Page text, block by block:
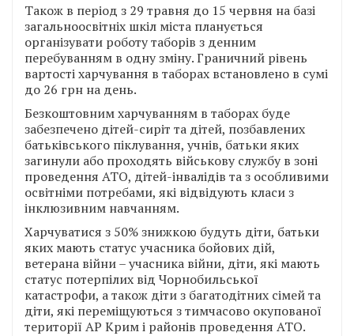
Також в період з 29 травня до 15 червня на базі
загальноосвітніх шкіл міста планується
організувати роботу таборів з денним
перебуванням в одну зміну. Граничний рівень
вартості харчування в таборах встановлено в сумі
до 26 грн на день.
Безкоштовним харчуванням в таборах буде
забезпечено дітей-сиріт та дітей, позбавлених
батьківського піклування, учнів, батьки яких
загинули або проходять військову службу в зоні
проведення АТО, дітей-інвалідів та з особливими
освітніми потребами, які відвідують класи з
інклюзивним навчанням.
Харчуватися з 50% знижкою будуть діти, батьки
яких мають статус учасника бойових дій,
ветерана війни – учасника війни, діти, які мають
статус потерпілих від Чорнобильської
катастрофи, а також діти з багатодітних сімей та
діти, які переміщуються з тимчасово окупованої
території АР Крим і районів проведення АТО.